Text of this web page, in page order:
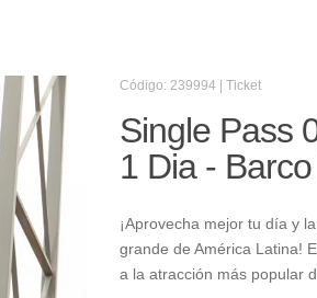
Código: 239994 | Ticket
Single Pass
1 Dia -
¡Aprovecha mejor tu día y
grande de América Latina!
a la atracción más popular